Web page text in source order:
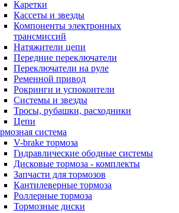
Каретки
Кассеты и звезды
Компоненты электронных
трансмиссий
Натяжители цепи
Передние переключатели
Переключатели на руле
Ременной привод
Рокринги и успокоители
Системы и звезды
Тросы, рубашки, расходники
Цепи
система
V-brake тормоза
Гидравлические ободные системы
Дисковые тормоза - комплекты
Запчасти для тормозов
Кантилеверные тормоза
Роллерные тормоза
Тормозные диски